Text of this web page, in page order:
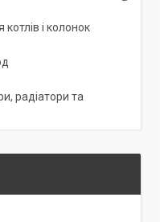
і колонок
радіатори та